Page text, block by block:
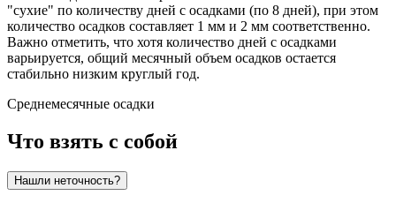
"сухие" по количеству дней с осадками (по 8 дней), при этом
количество осадков составляет 1 мм и 2 мм соответственно.
Важно отметить, что хотя количество дней с осадками
варьируется, общий месячный объем осадков остается
стабильно низким круглый год.
Среднемесячные осадки
Что взять с собой
Нашли неточность?